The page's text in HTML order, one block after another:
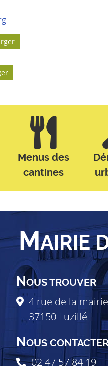
Menus des
cantines
MAIRIE
NOUS TROUVER
4 rue de la
37150 Luzillé
NOUS
02 47 57 84 19